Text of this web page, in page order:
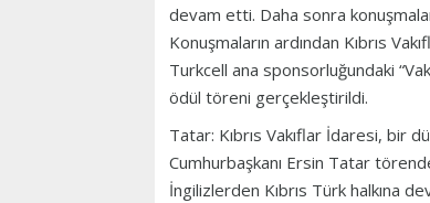
devam etti. Daha sonra
Konuşmaların ardından Kıbrıs
Turkcell ana sponsorluğundaki
ödül töreni gerçekleştirildi.
Tatar: Kıbrıs Vakıflar İdaresi, bir
Cumhurbaşkanı Ersin Tatar
İngilizlerden Kıbrıs Türk halkına